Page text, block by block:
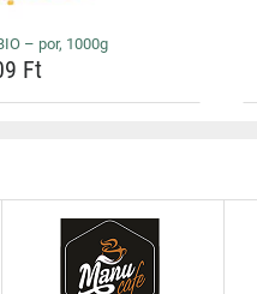
– por, 1000g
Ft